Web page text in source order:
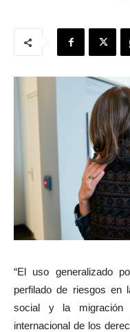
“El uso generalizado
perfilado de riesgos en
social y la migración
internacional de los